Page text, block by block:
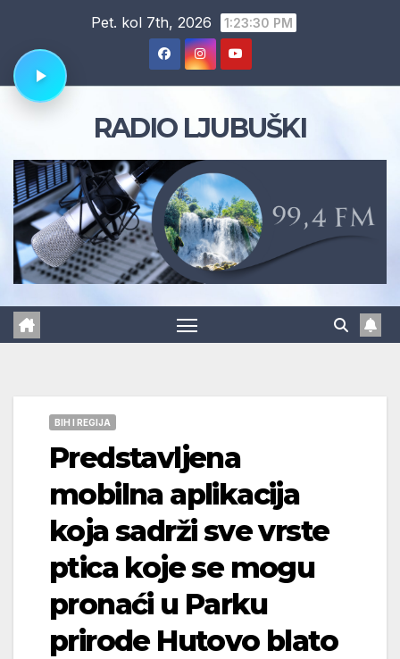
content
Pet. kol 7th, 2026 1:23:31 PM
RADIO LJUBUŠKI
BIH I REGIJA
Predstavljena
mobilna aplikacija
koja sadrži sve vrste
ptica koje se mogu
pronaći u Parku
prirode Hutovo blato